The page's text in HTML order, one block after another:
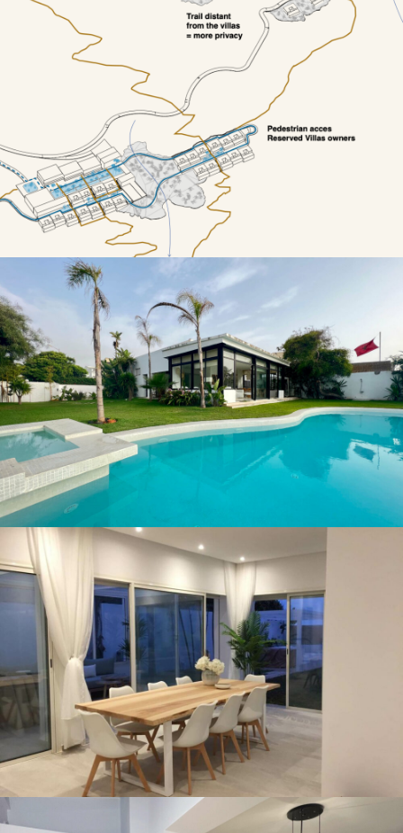
Eco Lodge Dar Menara
Sable d’or Villa .1
Sable d’or Villa .2